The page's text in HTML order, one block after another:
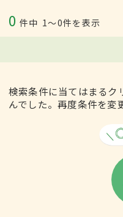
0 件中 1〜0件を表示
検索条件に当てはまるク
んでした。再度条件を変